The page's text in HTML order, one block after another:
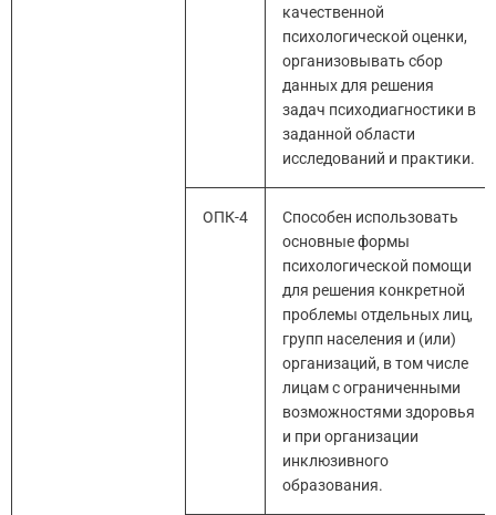
качественной
психологической оценки,
организовывать сбор
данных для решения
задач психодиагностики в
заданной области
исследований и практики.
ОПК-4
Способен использовать
основные формы
психологической помощи
для решения конкретной
проблемы отдельных лиц,
групп населения и (или)
организаций, в том числе
лицам с ограниченными
возможностями здоровья
и при организации
инклюзивного
образования.